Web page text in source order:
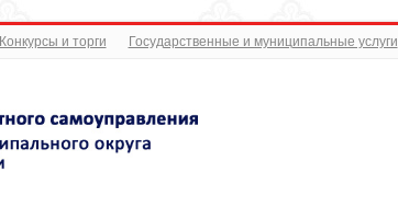
Конкурсы и торги Государственные и муниципальные услуги